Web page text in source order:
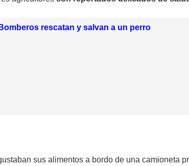
rescatan y salvan a un perro
sus alimentos a bordo de una camioneta